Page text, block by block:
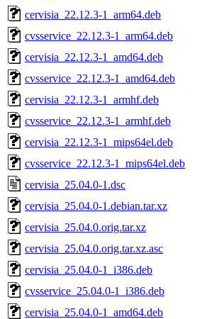
cervisia_22.12.3-1_arm64.deb
cvsservice_22.12.3-1_arm64.deb
cervisia_22.12.3-1_amd64.deb
cvsservice_22.12.3-1_amd64.deb
cervisia_22.12.3-1_armhf.deb
cvsservice_22.12.3-1_armhf.deb
cervisia_22.12.3-1_mips64el.deb
cvsservice_22.12.3-1_mips64el.deb
cervisia_25.04.0-1.dsc
cervisia_25.04.0-1.debian.tar.xz
cervisia_25.04.0.orig.tar.xz
cervisia_25.04.0.orig.tar.xz.asc
cervisia_25.04.0-1_i386.deb
cvsservice_25.04.0-1_i386.deb
cervisia_25.04.0-1_amd64.deb